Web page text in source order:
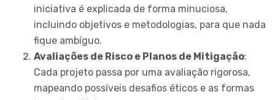
iniciativa é explicada de forma minuciosa,
incluindo objetivos e metodologias, para que nada
fique ambíguo.
Avaliações de Risco e Planos de Mitigação:
Cada projeto passa por uma avaliação rigorosa,
mapeando possíveis desafios éticos e as formas